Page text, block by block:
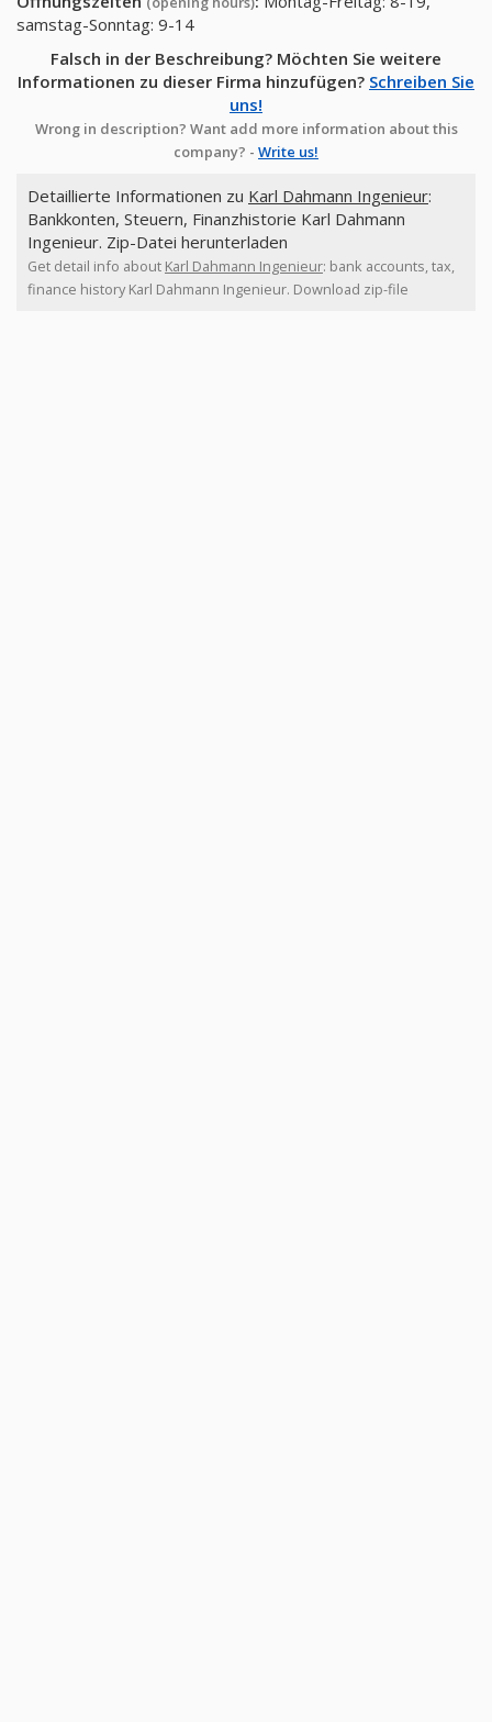
samstag-Sonntag: 9-14
Falsch in der Beschreibung? Möchten Sie weitere
Informationen zu dieser Firma hinzufügen? Schreiben Sie
uns!
Wrong in description? Want add more information about this
company? - Write us!
Detaillierte Informationen zu Karl Dahmann Ingenieur:
Bankkonten, Steuern, Finanzhistorie Karl Dahmann
Ingenieur. Zip-Datei herunterladen
Get detail info about Karl Dahmann Ingenieur: bank accounts, tax,
finance history Karl Dahmann Ingenieur. Download zip-file